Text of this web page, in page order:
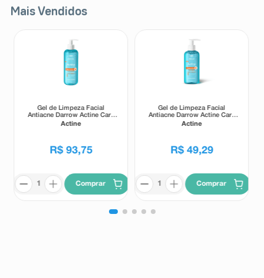
Mais Vendidos
Gel de Limpeza Facial
Antiacne Darrow Actine Care
Alta Tolerância 400g
Actine
R$ 93,75
Comprar
Gel de Limpeza Facial
Antiacne Darrow Actine Care
Alta Tolerância 140g
Actine
R$ 49,29
Comprar